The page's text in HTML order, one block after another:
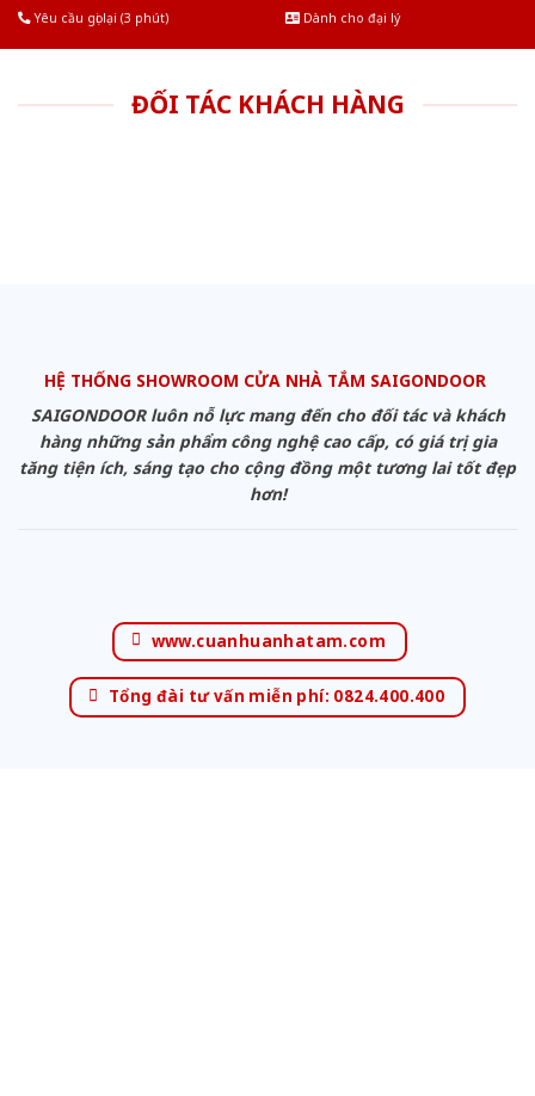
Yêu cầu gọi lại (3 phút)
Dành cho đại lý
ĐỐI TÁC KHÁCH HÀNG
HỆ THỐNG SHOWROOM CỬA NHÀ TẮM SAIGONDOOR
SAIGONDOOR luôn nỗ lực mang đến cho đối tác và khách
hàng những sản phẩm công nghệ cao cấp, có giá trị gia
tăng tiện ích, sáng tạo cho cộng đồng một tương lai tốt đẹp
hơn!
www.cuanhuanhatam.com
Tổng đài tư vấn miễn phí: 0824.400.400